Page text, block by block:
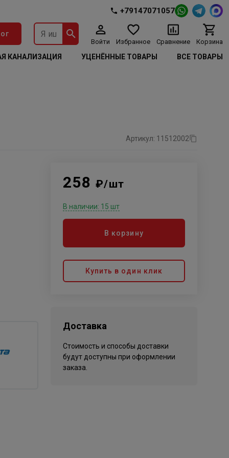
+79147071057
Войти Избранное Сравнение Корзина
КАНАЛИЗАЦИЯ УЦЕНЁННЫЕ ТОВАРЫ ВСЕ ТОВАРЫ
Артикул: 11512002
258 ₽/шт
В наличии: 15 шт
В корзину
Купить в один клик
Доставка
Стоимость и способы доставки
будут доступны при оформлении
заказа.